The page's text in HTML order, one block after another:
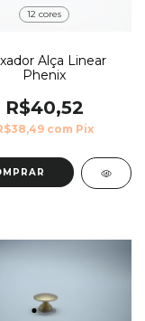
12 cores
Alça Linear
Phenix
R$40,52
com Pix